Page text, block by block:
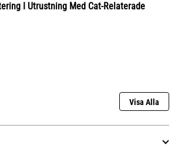
I Utrustning Med Cat-Relaterade
Visa Alla